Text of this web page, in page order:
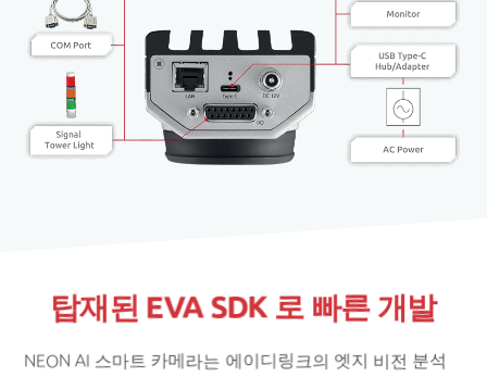
탑재된 EVA SDK 로 빠른 개발
NEON AI 스마트 카메라는 에이디링크의 엣지 비전 분석